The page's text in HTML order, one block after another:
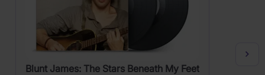
Blunt James: The Stars Beneath My Feet